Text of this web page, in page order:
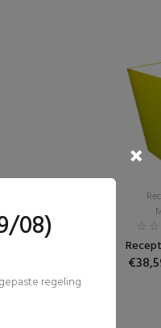
08)
regeling